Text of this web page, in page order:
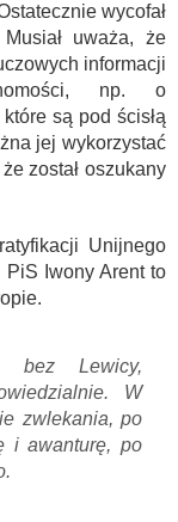
wycofał
uważa, że
informacji
np. o
są pod ścisłą
jej wykorzystać
został oszukany
Unijnego
PiS Iwony Arent to
bez Lewicy,
W
zwlekania, po
i awanturę, po